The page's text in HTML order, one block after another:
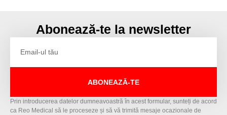
Abonează-te la newsletter
ABONEAZĂ-TE
Prin introducerea datelor dumneavoastră în acest formular, sunteți de acord
ca Reo Medical să le proceseze și să vă trimită mesaje ocazionale de